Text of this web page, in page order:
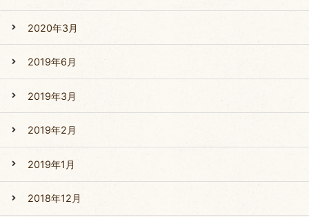
2020年3月
2019年6月
2019年3月
2019年2月
2019年1月
2018年12月